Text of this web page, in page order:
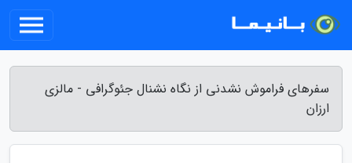
سفرهای فراموش نشدنی از نگاه نشنال جئوگرافی - مالزی
ارزان